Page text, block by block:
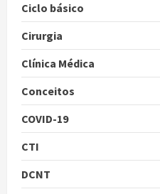
Ciclo básico
Cirurgia
Clínica Médica
Conceitos
COVID-19
CTI
DCNT